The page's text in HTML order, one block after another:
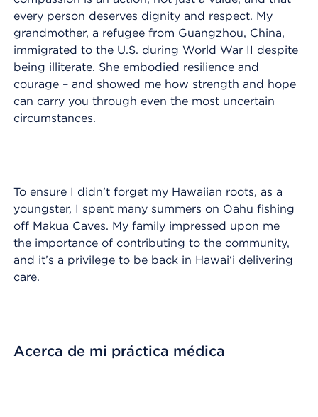
every person deserves dignity and respect. My
grandmother, a refugee from Guangzhou, China,
immigrated to the U.S. during World War II despite
being illiterate. She embodied resilience and
courage – and showed me how strength and hope
can carry you through even the most uncertain
circumstances.
To ensure I didn’t forget my Hawaiian roots, as a
youngster, I spent many summers on Oahu fishing
off Makua Caves. My family impressed upon me
the importance of contributing to the community,
and it’s a privilege to be back in Hawai‘i delivering
care.
Acerca de mi práctica médica